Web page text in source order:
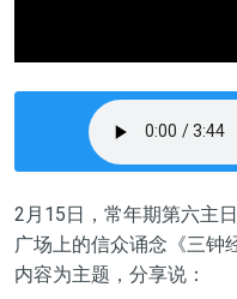
2月 15 日， 常年期第六主日
广场上的信众诵念《三钟
内容为主题，分享说：